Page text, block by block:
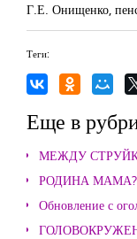
Г.Е. Онищенко,
Теги:
Еще в
МЕЖДУ
РОДИНА МАМА?
Обновление с